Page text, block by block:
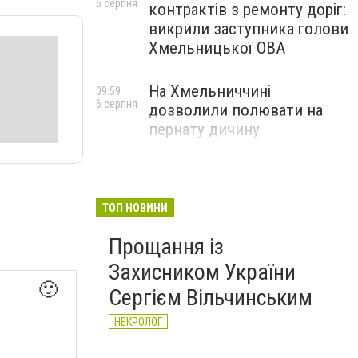
🙂
контрактів з ремонту доріг:
викрили заступника голови
Хмельницької ОВА
6 серпня
На Хмельниччині
дозволили полювати на
пернату дичину
09:59
6 серпня
ТОП НОВИНИ
Прощання із
Захисником України
Сергієм Вільчинським
НЕКРОЛОГ